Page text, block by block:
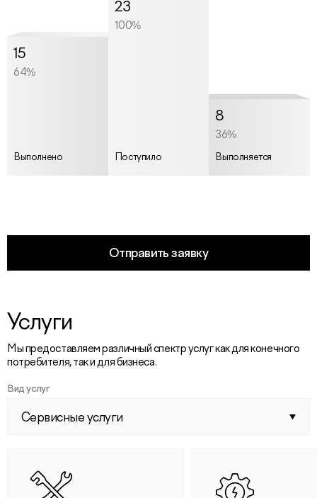
Отправить заявку
15
64%
Выполнено
23
100%
Поступило
8
36%
Выполняется
Услуги
Мы предоставляем различный спектр услуг как для конечного
потребителя, так и для бизнеса.
Вид услуг
Сервисные услуги